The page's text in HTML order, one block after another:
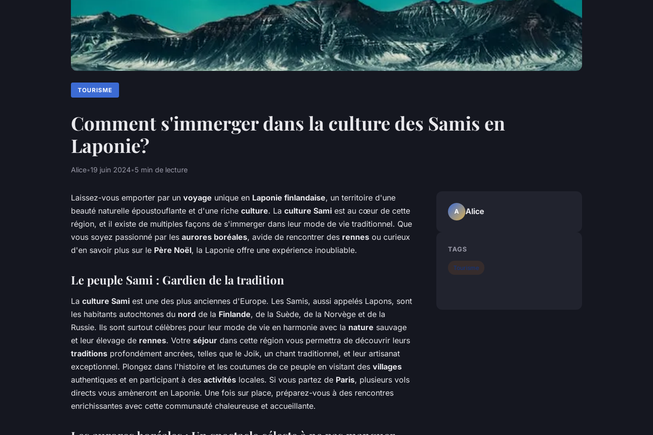
TOURISME
Comment s'immerger dans la culture des Samis en
Laponie?
Alice•19 juin 2024•5 min de lecture
Laissez-vous emporter par un voyage unique en Laponie finlandaise, un territoire d'une
beauté naturelle époustouflante et d'une riche culture. La culture Sami est au cœur de cette
région, et il existe de multiples façons de s'immerger dans leur mode de vie traditionnel. Que
vous soyez passionné par les aurores boréales, avide de rencontrer des rennes ou curieux
d'en savoir plus sur le Père Noël, la Laponie offre une expérience inoubliable.
Le peuple Sami : Gardien de la tradition
La culture Sami est une des plus anciennes d'Europe. Les Samis, aussi appelés Lapons, sont
les habitants autochtones du nord de la Finlande, de la Suède, de la Norvège et de la
Russie. Ils sont surtout célèbres pour leur mode de vie en harmonie avec la nature sauvage
et leur élevage de rennes. Votre séjour dans cette région vous permettra de découvrir leurs
traditions profondément ancrées, telles que le Joik, un chant traditionnel, et leur artisanat
exceptionnel. Plongez dans l'histoire et les coutumes de ce peuple en visitant des villages
authentiques et en participant à des activités locales. Si vous partez de Paris, plusieurs vols
directs vous amèneront en Laponie. Une fois sur place, préparez-vous à des rencontres
enrichissantes avec cette communauté chaleureuse et accueillante.
A Alice
TAGS
Tourisme